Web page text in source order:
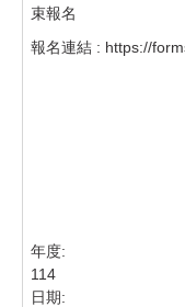
束報名
報名連結 : https://
年度:
114
日期: